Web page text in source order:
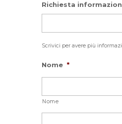
Richiesta
Scrivici per avere più
Nome *
Nome